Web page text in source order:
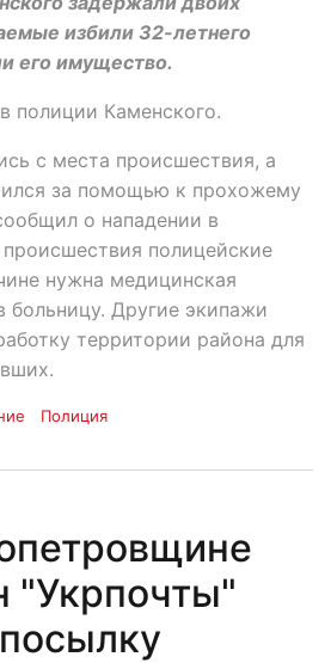
избили 32-летнего
его имущество.
полиции Каменского.
с места происшествия, а
за помощью к прохожему
о нападении в
полицейские
нужна медицинская
больницу. Другие экипажи
территории района для
Полиция
"Укрпочты"